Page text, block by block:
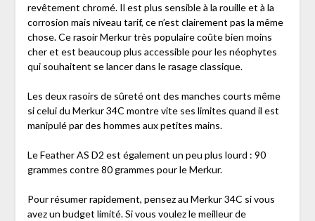
revêtement chromé. Il est plus sensible à la rouille et à la
corrosion mais niveau tarif, ce n’est clairement pas la même
chose. Ce rasoir Merkur très populaire coûte bien moins
cher et est beaucoup plus accessible pour les néophytes
qui souhaitent se lancer dans le rasage classique.
Les deux rasoirs de sûreté ont des manches courts même
si celui du Merkur 34C montre vite ses limites quand il est
manipulé par des hommes aux petites mains.
Le Feather AS D2 est également un peu plus lourd : 90
grammes contre 80 grammes pour le Merkur.
Pour résumer rapidement, pensez au Merkur 34C si vous
avez un budget limité. Si vous voulez le meilleur de